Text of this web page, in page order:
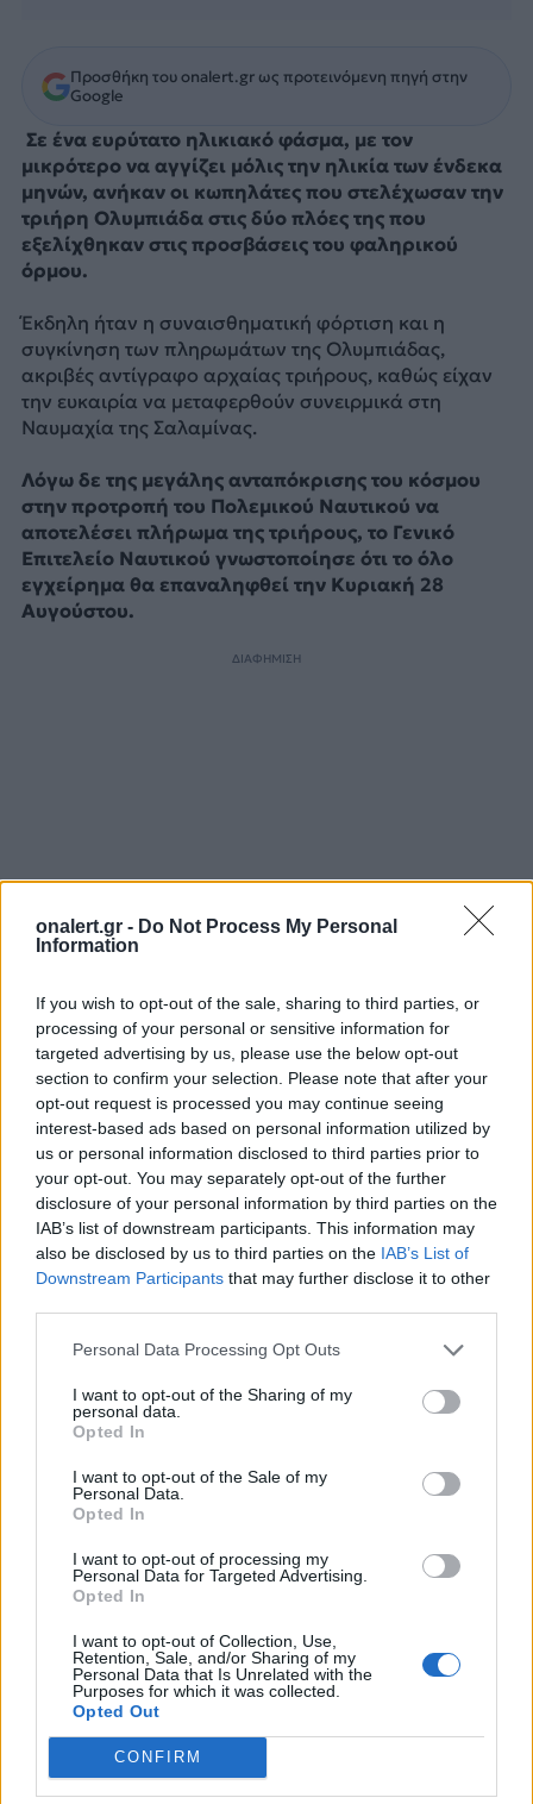
onalert.gr - Do Not Process My Personal
Information
If you wish to opt-out of the sale, sharing to third parties, or
processing of your personal or sensitive information for
targeted advertising by us, please use the below opt-out
section to confirm your selection. Please note that after your
opt-out request is processed you may continue seeing
interest-based ads based on personal information utilized by
us or personal information disclosed to third parties prior to
your opt-out. You may separately opt-out of the further
disclosure of your personal information by third parties on the
IAB’s list of downstream participants. This information may
also be disclosed by us to third parties on the IAB’s List of
Downstream Participants that may further disclose it to other
Personal Data Processing Opt Outs
I want to opt-out of the Sharing of my
personal data.
Opted In
I want to opt-out of the Sale of my
Personal Data.
Opted In
I want to opt-out of processing my
Personal Data for Targeted Advertising.
Opted In
I want to opt-out of Collection, Use,
Retention, Sale, and/or Sharing of my
Personal Data that Is Unrelated with the
Purposes for which it was collected.
Opted Out
CONFIRM
Διάβασε επίσης
Εικονική αερομαχία με
οπλισμένα τουρκικά F-16
παραβάσεις και 17
παραβιάσεις ο
απολογισμός
AIM-260: Η
έγινε η πρώτη
τους
αέρος νέας
Προσθήκη του onalert.gr ως προτεινόμενη πηγή στην
Google
Σε ένα ευρύτατο ηλικιακό φάσμα, με τον
μικρότερο να αγγίζει μόλις την ηλικία των ένδεκα
μηνών, ανήκαν οι κωπηλάτες που στελέχωσαν την
τριήρη Ολυμπιάδα στις δύο πλόες της που
εξελίχθηκαν στις προσβάσεις του φαληρικού
όρμου.
Έκδηλη ήταν η συναισθηματική φόρτιση και η
συγκίνηση των πληρωμάτων της Ολυμπιάδας,
ακριβές αντίγραφο αρχαίας τριήρους, καθώς είχαν
την ευκαιρία να μεταφερθούν συνειρμικά στη
Ναυμαχία της Σαλαμίνας.
Λόγω δε της μεγάλης ανταπόκρισης του κόσμου
στην προτροπή του Πολεμικού Ναυτικού να
αποτελέσει πλήρωμα της τριήρους, το Γενικό
Επιτελείο Ναυτικού γνωστοποίησε ότι το όλο
εγχείρημα θα επαναληφθεί την Κυριακή 28
Αυγούστου.
ΔΙΑΦΗΜΙΣΗ
Ακολουθήστε το onalert.gr στοGoogle
Newsκαι μάθετε πρώτοι όλες τις ειδήσεις
για την άμυνα.
ΟΛΥΜΠΙΑΣ